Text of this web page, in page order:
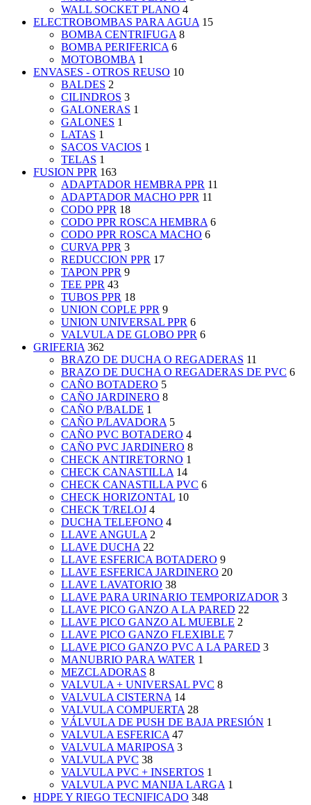
WALL SOCKET PLANO 4
ELECTROBOMBAS PARA AGUA 15
BOMBA CENTRIFUGA 8
BOMBA PERIFERICA 6
MOTOBOMBA 1
ENVASES - OTROS REUSO 10
BALDES 2
CILINDROS 3
GALONERAS 1
GALONES 1
LATAS 1
SACOS VACIOS 1
TELAS 1
FUSION PPR 163
ADAPTADOR HEMBRA PPR 11
ADAPTADOR MACHO PPR 11
CODO PPR 18
CODO PPR ROSCA HEMBRA 6
CODO PPR ROSCA MACHO 6
CURVA PPR 3
REDUCCION PPR 17
TAPON PPR 9
TEE PPR 43
TUBOS PPR 18
UNION COPLE PPR 9
UNION UNIVERSAL PPR 6
VALVULA DE GLOBO PPR 6
GRIFERIA 362
BRAZO DE DUCHA O REGADERAS 11
BRAZO DE DUCHA O REGADERAS DE PVC 6
CAÑO BOTADERO 5
CAÑO JARDINERO 8
CAÑO P/BALDE 1
CAÑO P/LAVADORA 5
CAÑO PVC BOTADERO 4
CAÑO PVC JARDINERO 8
CHECK ANTIRETORNO 1
CHECK CANASTILLA 14
CHECK CANASTILLA PVC 6
CHECK HORIZONTAL 10
CHECK T/RELOJ 4
DUCHA TELEFONO 4
LLAVE ANGULA 2
LLAVE DUCHA 22
LLAVE ESFERICA BOTADERO 9
LLAVE ESFERICA JARDINERO 20
LLAVE LAVATORIO 38
LLAVE PARA URINARIO TEMPORIZADOR 3
LLAVE PICO GANZO A LA PARED 22
LLAVE PICO GANZO AL MUEBLE 2
LLAVE PICO GANZO FLEXIBLE 7
LLAVE PICO GANZO PVC A LA PARED 3
MANUBRIO PARA WATER 1
MEZCLADORAS 8
VALVULA + UNIVERSAL PVC 8
VALVULA CISTERNA 14
VALVULA COMPUERTA 28
VÁLVULA DE PUSH DE BAJA PRESIÓN 1
VALVULA ESFERICA 47
VALVULA MARIPOSA 3
VALVULA PVC 38
VALVULA PVC + INSERTOS 1
VALVULA PVC MANIJA LARGA 1
HDPE Y RIEGO TECNIFICADO 348